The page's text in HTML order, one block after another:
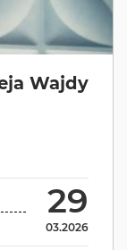
Wajdy
29
03.2026